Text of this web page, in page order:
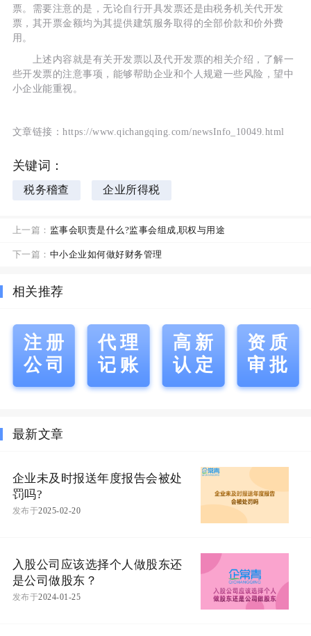
票。需要注意的是，无论自行开具发票还是由税务机关代开发
票，其开票金额均为其提供建筑服务取得的全部价款和价外费
用。
上述内容就是有关开发票以及代开发票的相关介绍，了解一
些开发票的注意事项，能够帮助企业和个人规避一些风险，望中
小企业能重视。
文章链接：https://www.qichangqing.com/newsInfo_10049.html
关键词：
税务稽查 企业所得税
上一篇： 监事会职责是什么?监事会组成,职权与用途
下一篇： 中小企业如何做好财务管理
相关推荐
注册
公司
代理
记账
高新
认定
资质
审批
最新文章
企业未及时报送年度报告会被处
罚吗?
发布于2025-02-20
入股公司应该选择个人做股东还
是公司做股东？
发布于2024-01-25